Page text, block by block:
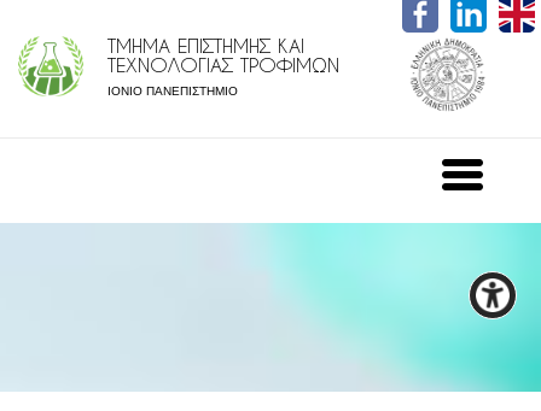
ΤΜΗΜΑ ΕΠΙΣΤΗΜΗΣ ΚΑΙ
ΤΕΧΝΟΛΟΓΙΑΣ ΤΡΟΦΙΜΩΝ
ΙΟΝΙΟ ΠΑΝΕΠΙΣΤΗΜΙΟ